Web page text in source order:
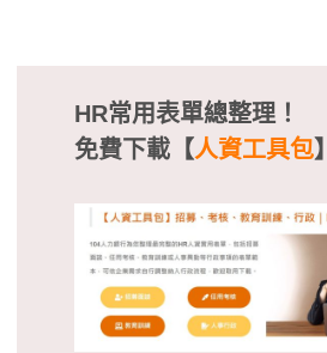
HR常用表單總整理！
免費下載【人資工具包】